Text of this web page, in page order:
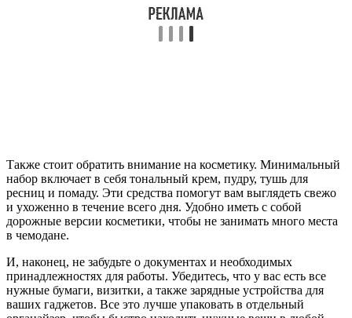
Также стоит обратить внимание на косметику. Минимальный
набор включает в себя тональный крем, пудру, тушь для
ресниц и помаду. Эти средства помогут вам выглядеть свежо
и ухоженно в течение всего дня. Удобно иметь с собой
дорожные версии косметики, чтобы не занимать много места
в чемодане.
И, наконец, не забудьте о документах и необходимых
принадлежностях для работы. Убедитесь, что у вас есть все
нужные бумаги, визитки, а также зарядные устройства для
ваших гаджетов. Все это лучше упаковать в отдельный